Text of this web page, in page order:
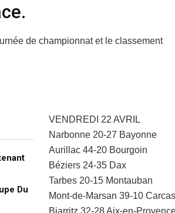
de championnat et le classement
Du
VENDREDI 22 AVRIL
Narbonne 20-27 Bayonne
Aurillac 44-20 Bourgoin
Béziers 24-35 Dax
Tarbes 20-15 Montauban
Mont-de-Marsan 39-10